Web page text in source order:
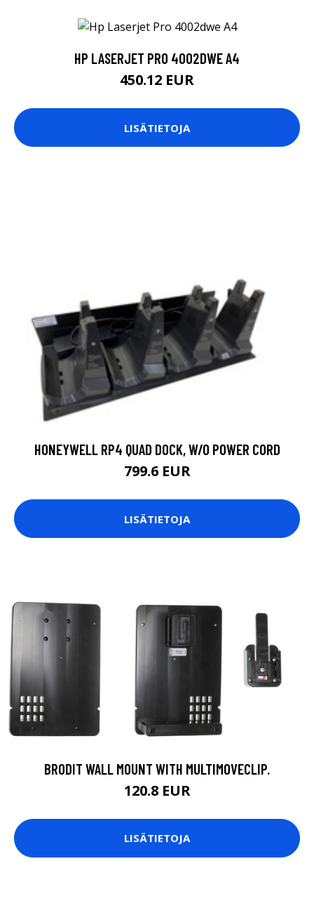
HP LASERJET PRO 4002DWE A4
450.12 EUR
LISÄTIETOJA
HONEYWELL RP4 QUAD DOCK, W/O POWER CORD
799.6 EUR
LISÄTIETOJA
BRODIT WALL MOUNT WITH MULTIMOVECLIP.
120.8 EUR
LISÄTIETOJA